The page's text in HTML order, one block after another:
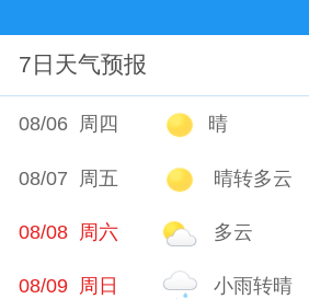
7日天气预报
08/06 周四 晴
08/07 周五 晴转多云
08/08 周六 多云
08/09 周日 小雨转晴